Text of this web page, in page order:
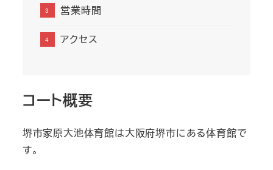
営業時間
アクセス
コート概要
堺市家原大池体育館は大阪府堺市にある体育館で
す。